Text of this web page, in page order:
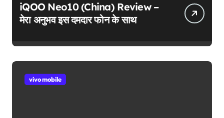
iQOO Neo10 (China) Review –
मेरा अनुभव इस दमदार फोन के साथ
vivo mobile